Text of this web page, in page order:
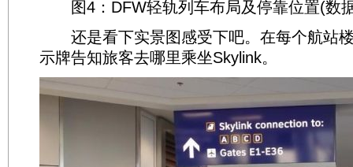
图4：DFW轻轨列车布局及停靠位置(数
还是看下实景图感受下吧。在每个航站
示牌告知旅客去哪里乘坐Skylink。